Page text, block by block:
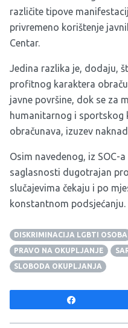
različite tipove
privremeno korištenje
Centar.
Jedina razlika je, dodaju,
profitnog karaktera
javne površine, dok se za
humanitarnog i sportskog
obračunava, izuzev
Osim navedenog, iz SOC-
saglasnosti dugotrajan
slučajevima čekaju i po
konstantnom podsjećanju.
DISKRIMINACIJA LGBTI OSOBA
PRAVO NA OKUPLJANJE
SLOBODA OKUPLJANJA